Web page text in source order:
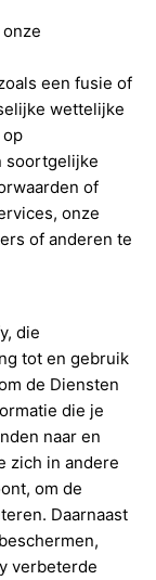
een fusie of
wettelijke
soortgelijke
of
onze
of anderen te
die
tot en gebruik
de Diensten
die je
naar en
zich in andere
om de
Daarnaast
verbeterde